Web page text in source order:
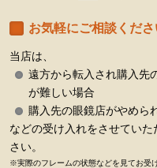
お気軽にご相談くださ
当店は、
遠方から転入され購入先
が難しい場合
購入先の眼鏡店がやめら
などの受け入れをさせてい
さい。
※実際のフレームの状態などを見てお受